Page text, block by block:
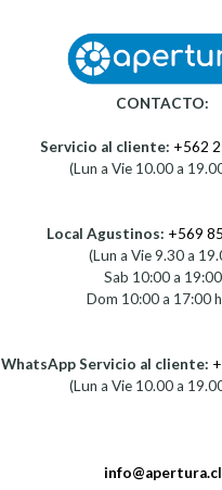
CONTACTO:
Servicio al cliente: +562
(Lun a Vie 10.00 a
Local Agustinos: +569
(Lun a Vie 9.30 a
Sab 10:00 a 19:00
Dom 10:00 a 17:00
WhatsApp Servicio al cliente:
(Lun a Vie 10.00 a
info@apertura.cl